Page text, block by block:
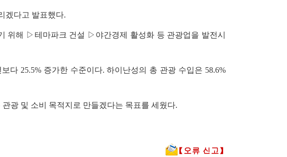
겠다고 발표했다.
위해 ▷테마파크 건설 ▷야간경제 활성화 등 관광업을 발전시
다 25.5% 증가한 수준이다. 하이난성의 총 관광 수입은 58.6%
광 및 소비 목적지로 만들겠다는 목표를 세웠다.